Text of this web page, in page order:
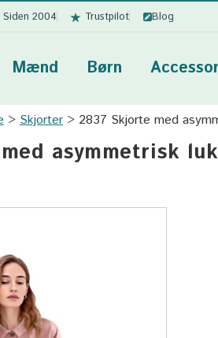
Siden 2004 Trustpilot Blog
Mænd Børn
Skjorter 2837 Skjorte med
asymmetrisk